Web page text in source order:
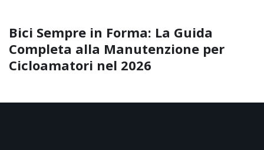
Bici Sempre in Forma: La Guida
Completa alla Manutenzione per
Cicloamatori nel 2026